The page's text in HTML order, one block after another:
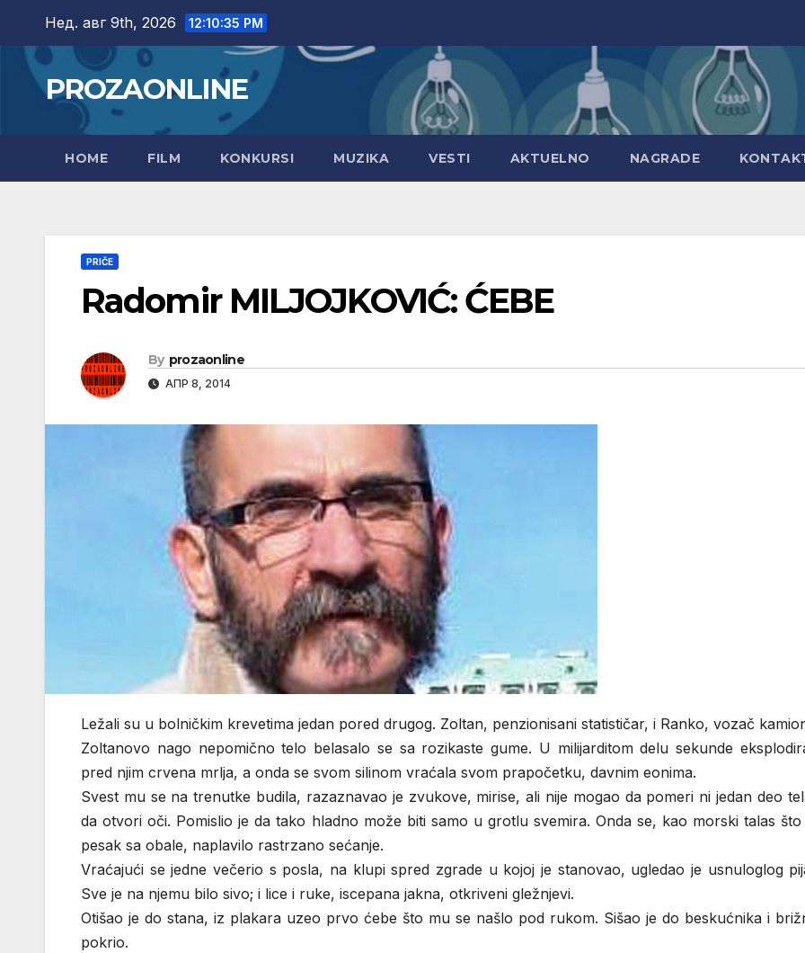
content
Нед. авг 9th, 2026 12:10:36 PM
PROZAONLINE
HOME FILM KONKURSI MUZIKA VESTI AKTUELNO NAGRADE
PRIČE
Radomir MILJOJKOVIĆ: ĆEBE
By prozaonline
АПР 8, 2014
Ležali su u bolničkim krevetima jedan pored drugog. Zoltan, penzionisani statističar, i Ranko, vozač
Zoltanovo nago nepomično telo belasalo se sa rozikaste gume. U milijarditom delu sekunde
pred njim crvena mrlja, a onda se svom silinom vraćala svom prapočetku, davnim eonima.
Svest mu se na trenutke budila, razaznavao je zvukove, mirise, ali nije mogao da pomeri ni jedan deo
da otvori oči. Pomislio je da tako hladno može biti samo u grotlu svemira. Onda se, kao morski talas
pesak sa obale, naplavilo rastrzano sećanje.
Vraćajući se jedne večerio s posla, na klupi spred zgrade u kojoj je stanovao, ugledao je usnuloglog
Sve je na njemu bilo sivo; i lice i ruke, iscepana jakna, otkriveni gležnjevi.
Otišao je do stana, iz plakara uzeo prvo ćebe što mu se našlo pod rukom. Sišao je do beskućnika i
pokrio.